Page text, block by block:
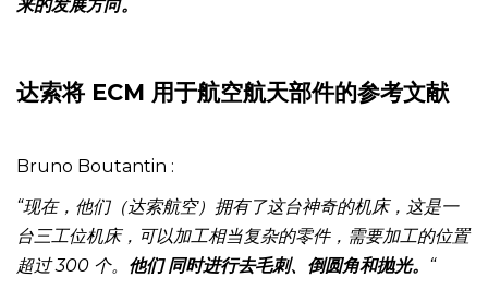
Bruno Boutantin :
“现在，他们（达索航空）拥有了这台神奇的机床，这是一
台三工位机床，可以加工相当复杂的零件，需要加工的位置